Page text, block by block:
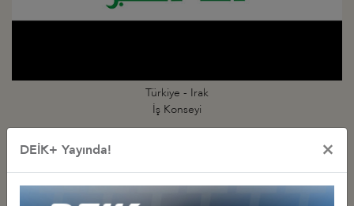
Türkiye - Irak
İş Konseyi
DEİK+ Yayında! ×